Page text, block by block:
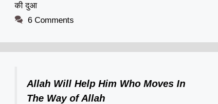
की दुआ
6 Comments
Allah Will Help Him Who Moves In
The Way of Allah